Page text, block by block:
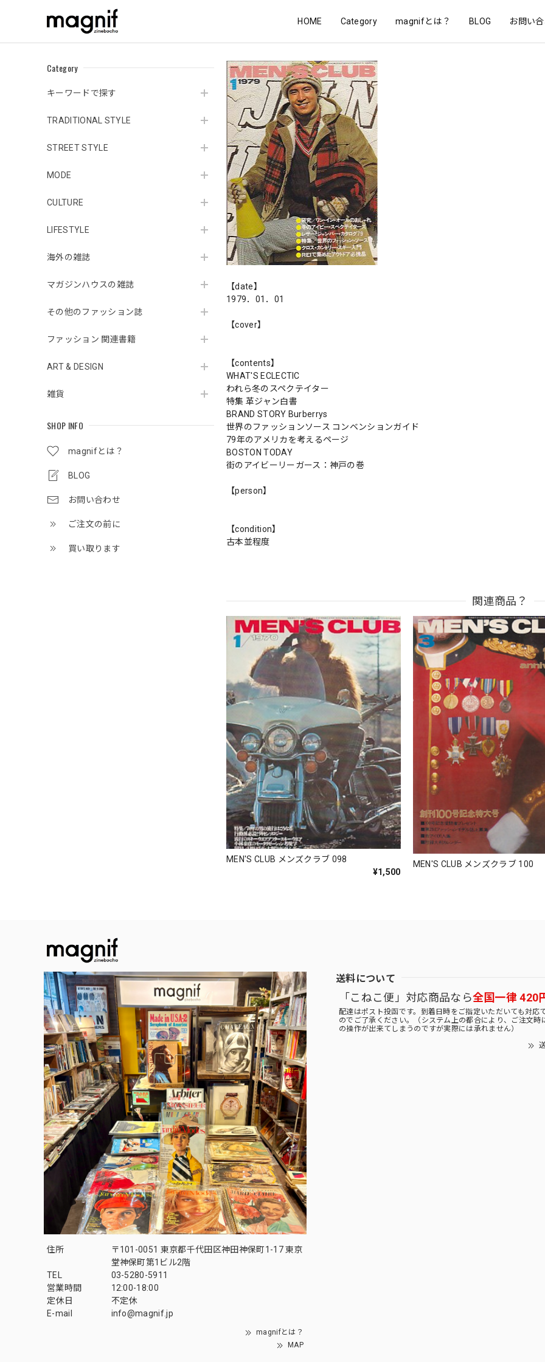
HOME Category magnifとは？ BLOG お問い
Category
キーワードで探す
TRADITIONAL STYLE
STREET STYLE
MODE
CULTURE
LIFESTYLE
海外の雑誌
マガジンハウスの雑誌
その他のファッション誌
ファッション 関連書籍
ART & DESIGN
雑貨
SHOP INFO
magnifとは？
BLOG
お問い合わせ
ご注文の前に
買い取ります
【date】
1979．01．01
【cover】
【contents】
WHAT'S ECLECTIC
われら冬のスペクテイター
特集 革ジャン白書
BRAND STORY Burberrys
世界のファッションソース コンベンションガイド
79年のアメリカを考えるページ
BOSTON TODAY
街のアイビーリーガース：神戸の巻
【person】
【condition】
古本並程度
関連商品？
MEN'S CLUB メンズクラブ 098
¥1,500
MEN'S CLUB メンズクラブ 100
住所
〒101-0051 東京都千代田区神田神保町1-17 東京
堂神保町第1ビル2階
TEL
03-5280-5911
営業時間
12:00-18:00
定休日
不定休
E-mail
info@magnif.jp
magnifとは？
MAP
送料について
「こねこ便」対応商品なら全国一律 420
配達はポスト投函です。到着日時をご指定いただいても対応
のでご了承ください。（システム上の都合により、ご注文時
の操作が出来てしまうのですが実際には承れません）